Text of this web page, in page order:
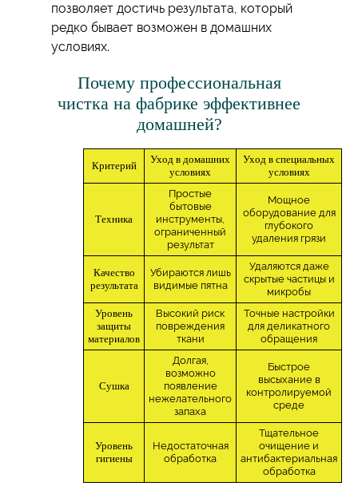
позволяет достичь результата, который
редко бывает возможен в домашних
условиях.
Почему профессиональная
чистка на фабрике эффективнее
домашней?
Критерий
Уход в домашних
условиях
Уход в специальных
условиях
Техника
Простые
бытовые
инструменты,
ограниченный
результат
Мощное
оборудование для
глубокого
удаления грязи
Качество
результата
Убираются лишь
видимые пятна
Удаляются даже
скрытые частицы и
микробы
Уровень
защиты
материалов
Высокий риск
повреждения
ткани
Точные настройки
для деликатного
обращения
Сушка
Долгая,
возможно
появление
нежелательного
запаха
Быстрое
высыхание в
контролируемой
среде
Уровень
гигиены
Недостаточная
обработка
Тщательное
очищение и
антибактериальная
обработка